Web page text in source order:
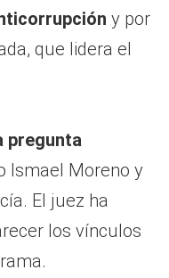
y por
que lidera el
pregunta
Ismael Moreno y
El juez ha
los vínculos